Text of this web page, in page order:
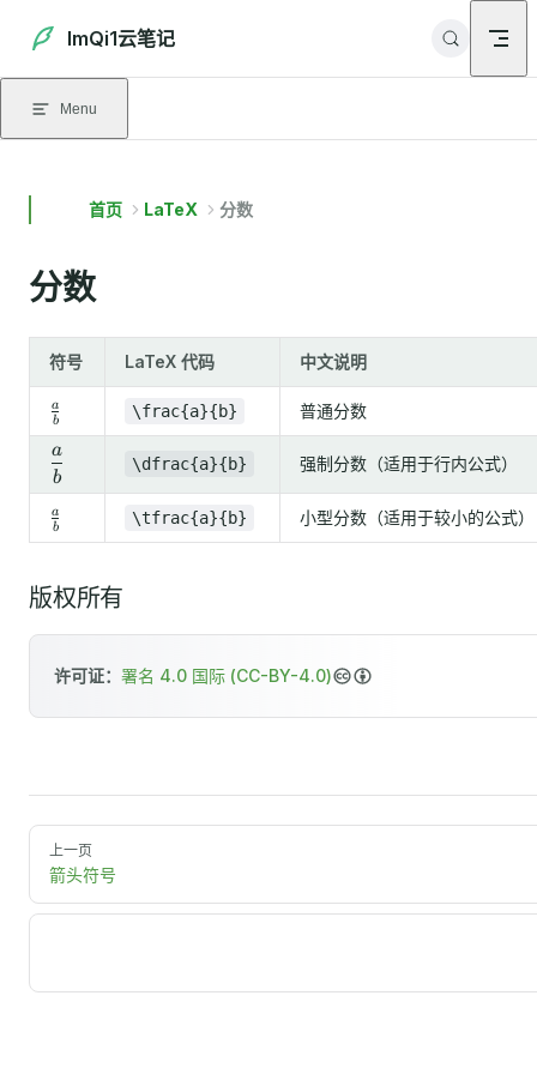
Skip to content
ImQi1云笔记
Menu
首页 LaTeX 分数
分数
符号 LaTeX 代码 中文说明
\frac{a}
{b}
b
a \frac{a}{b} 普通分数
\dfrac{a}
{b}
b
a
\dfrac{a}{b} 强制分数（适用于行内公式）
\tfrac{a}
{b}
b
a \tfrac{a}{b} 小型分数（适用于较小的公式）
版权所有
许可证： 署名 4.0 国际 (CC-BY-4.0)
上一页
箭头符号